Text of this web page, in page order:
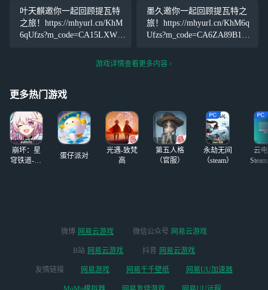
说是她很强。可以
考虑抽吗？挪德卡
莱的c近期都复刻
d，可以加好友
色等级，但是这几天突然脑
子一抽，想把剩下一部分的
森林之书做完，好像还剩20
多个兰纳罗。。高考终于结
叶天麒邀你一起回顾提瓦特
之旅！https://mhyurl.cn/KhM
6qUfzs?m_code=CA15LXWH
墨久邀你一起回顾提瓦特之
旅！https://mhyurl.cn/KhM6q
Ufzs?m_code=CA6ZA89B1N
游戏详情查看更多内容
更多热门游戏
崩坏：星
穹铁道-4.4
蛋仔派对
光遇-致梵
高
第五人格
（官服）
永劫无间
（steam）
云
微博 网易云游戏 微信公众号 网易云游戏
B站 网易云游戏 抖音 网易云游戏
友情链接 网易游戏 网易千千壁纸 网易UU加速器